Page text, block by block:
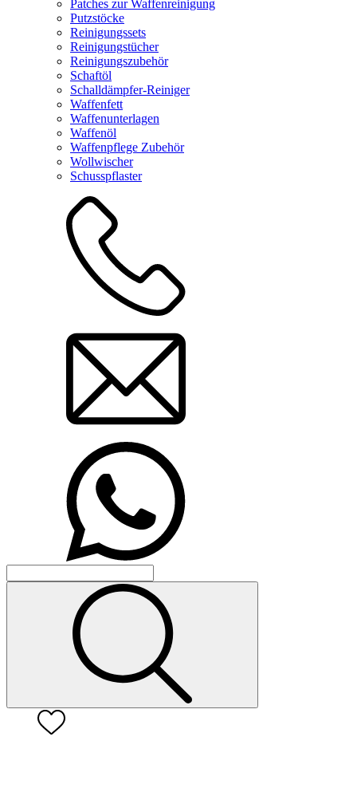
Patches zur Waffenreinigung
Putzstöcke
Reinigungssets
Reinigungstücher
Reinigungszubehör
Schaftöl
Schalldämpfer-Reiniger
Waffenfett
Waffenunterlagen
Waffenöl
Waffenpflege Zubehör
Wollwischer
Schusspflaster